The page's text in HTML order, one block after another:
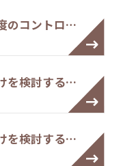
のコントロ…
を検討する…
を検討する…